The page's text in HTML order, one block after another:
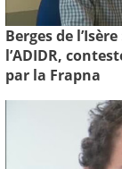
Berges de
l’ADIDR,
par la Frapna